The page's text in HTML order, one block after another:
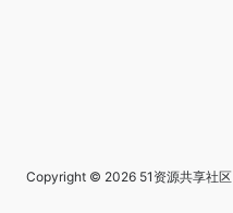
Copyright © 2026 51资源共享社区